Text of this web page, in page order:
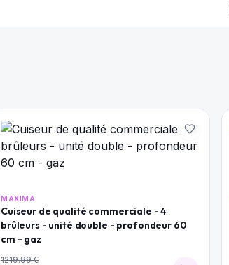
MAXIMA
Cuiseur de qualité commerciale - 4
brûleurs - unité double - profondeur 60
cm - gaz
1219.99€